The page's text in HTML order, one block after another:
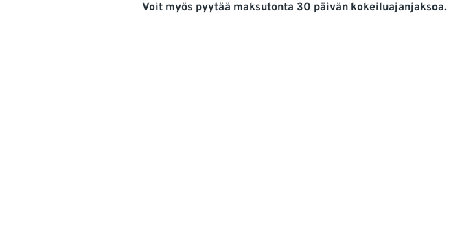
Voit myös pyytää maksutonta 30 päivän kokeiluajanjaksoa.